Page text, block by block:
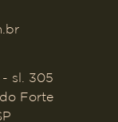
- sl. 305
Forte